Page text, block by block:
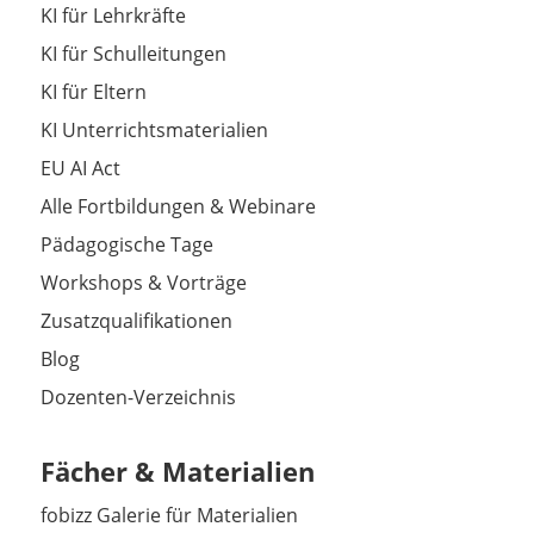
KI für Lehrkräfte
KI für Schulleitungen
KI für Eltern
KI Unterrichtsmaterialien
EU AI Act
Alle Fortbildungen & Webinare
Pädagogische Tage
Workshops & Vorträge
Zusatzqualifikationen
Blog
Dozenten-Verzeichnis
Fächer & Materialien
fobizz Galerie für Materialien